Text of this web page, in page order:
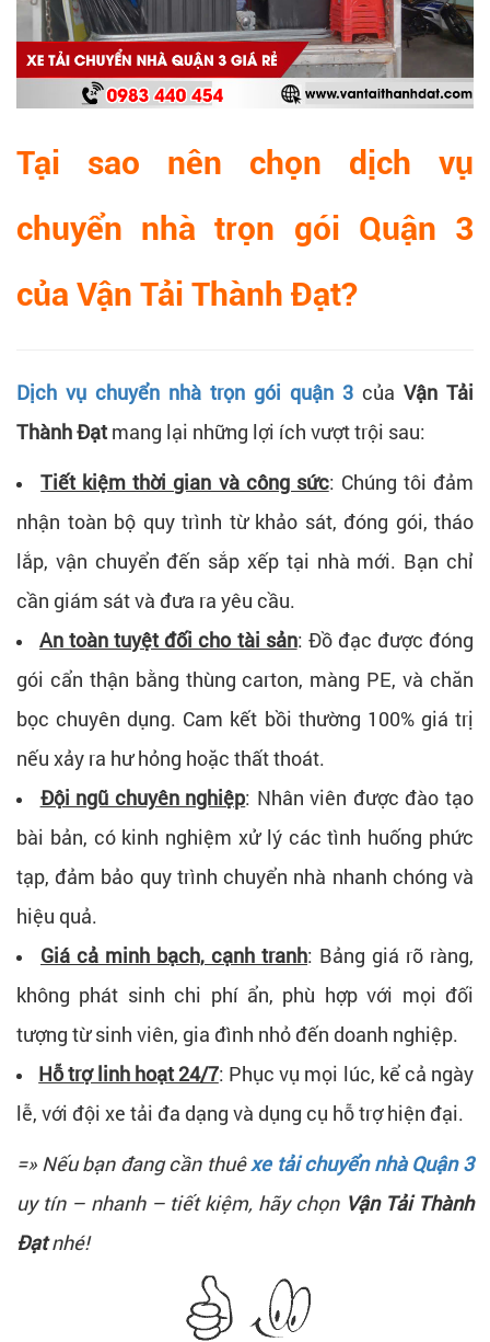
Tại sao nên chọn dịch vụ
chuyển nhà trọn gói Quận 3
của Vận Tải Thành Đạt?
Dịch vụ chuyển nhà trọn gói quận 3 của Vận Tải
Thành Đạt mang lại những lợi ích vượt trội sau:
Tiết kiệm thời gian và công sức: Chúng tôi đảm
nhận toàn bộ quy trình từ khảo sát, đóng gói, tháo
lắp, vận chuyển đến sắp xếp tại nhà mới. Bạn chỉ
cần giám sát và đưa ra yêu cầu.
An toàn tuyệt đối cho tài sản: Đồ đạc được đóng
gói cẩn thận bằng thùng carton, màng PE, và chăn
bọc chuyên dụng. Cam kết bồi thường 100% giá trị
nếu xảy ra hư hỏng hoặc thất thoát.
Đội ngũ chuyên nghiệp: Nhân viên được đào tạo
bài bản, có kinh nghiệm xử lý các tình huống phức
tạp, đảm bảo quy trình chuyển nhà nhanh chóng và
hiệu quả.
Giá cả minh bạch, cạnh tranh: Bảng giá rõ ràng,
không phát sinh chi phí ẩn, phù hợp với mọi đối
tượng từ sinh viên, gia đình nhỏ đến doanh nghiệp.
Hỗ trợ linh hoạt 24/7: Phục vụ mọi lúc, kể cả ngày
lễ, với đội xe tải đa dạng và dụng cụ hỗ trợ hiện đại.
=» Nếu bạn đang cần thuêxe tải chuyển nhà Quận 3
uy tín – nhanh – tiết kiệm, hãy chọn Vận Tải Thành
Đạtnhé!